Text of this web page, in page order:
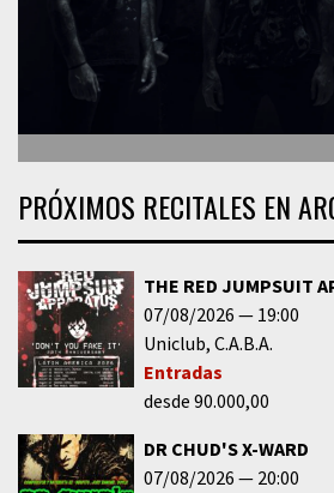
PRÓXIMOS RECITALES EN
THE RED JUMPSUIT
07/08/2026
19:00
Uniclub C.A.B.A.
Entradas
desde 90.000,00
DR CHUD'S X-WARD
07/08/2026
20:00